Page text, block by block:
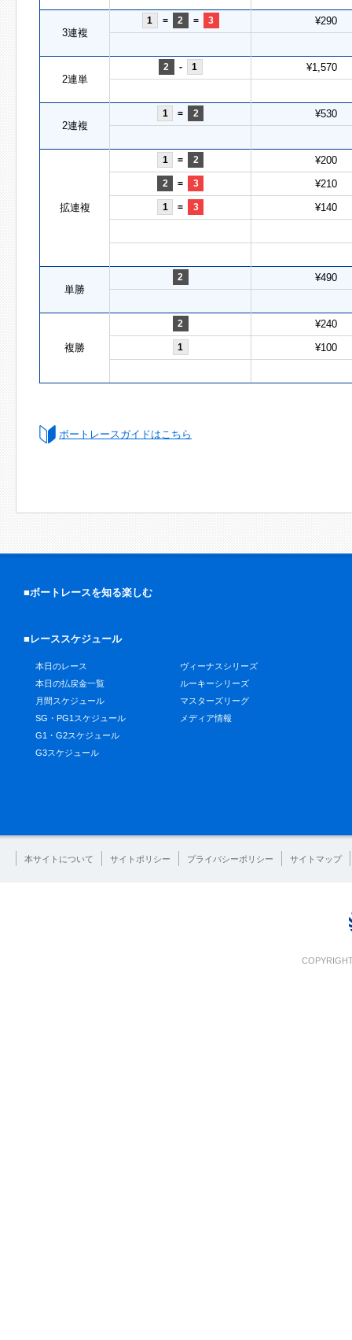
3連複
1 = 2 = 3 ¥290
2連単
2 - 1 ¥1,570
2連複
1 = 2 ¥530
拡連複
1 = 2 ¥200
2 = 3 ¥210
1 = 3 ¥140
単勝
2 ¥490
複勝
2 ¥240
1 ¥100
ボートレースガイドはこちら
■ボートレースを知る楽しむ
■レーススケジュール
本日のレース
本日の払戻金一覧
月間スケジュール
SG・PG1スケジュール
G1・G2スケジュール
G3スケジュール
ヴィーナスシリーズ
ルーキーシリーズ
マスターズリーグ
メディア情報
本サイトについて サイトポリシー プライバシーポリシー サイトマップ